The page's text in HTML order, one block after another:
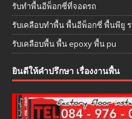
รับทำพื้นอีพ็อกซี่ที่จอดรถ
รับเคลือบทำพื้น พื้นอีพ็อกซี่ พื้นพียู
รับเคลือบพื้น พื้น epoxy พื้น pu
ยินดีให้คำปรึกษา เรื่องงานพื้น